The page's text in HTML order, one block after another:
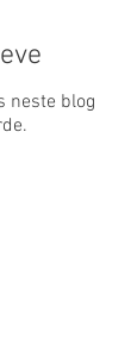
neste blog